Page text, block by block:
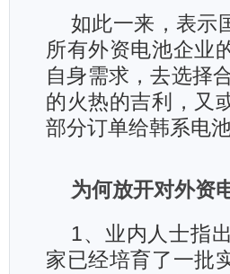
如此一来，表示
所有外资电池企业
自身需求，去选择
的火热的吉利，又
部分订单给韩系电
为何放开对外资
1、业内人士指
家已经培育了一批